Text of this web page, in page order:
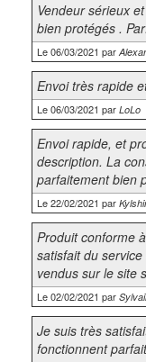
Vendeur sérieux
bien protégés .
Le 06/03/2021 par
Envoi très rapide
Le 06/03/2021 par LoLo
Envoi rapide, et
description. La
parfaitement bien
Le 22/02/2021 par
Produit conforme
satisfait du
vendus sur le site
Le 02/02/2021 par
Je suis très
fonctionnent